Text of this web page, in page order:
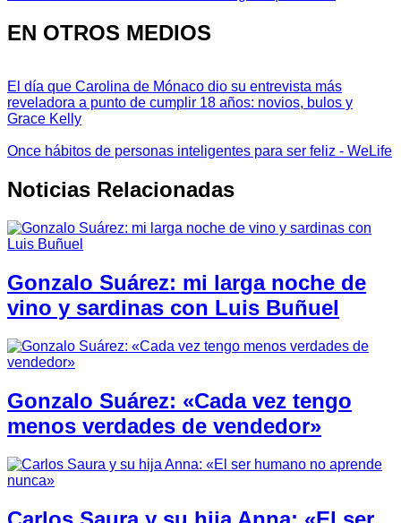
EN OTROS MEDIOS
El día que Carolina de Mónaco dio su entrevista más
reveladora a punto de cumplir 18 años: novios, bulos y
Grace Kelly
Once hábitos de personas inteligentes para ser feliz - WeLife
Noticias Relacionadas
Gonzalo Suárez: mi larga noche de
vino y sardinas con Luis Buñuel
Gonzalo Suárez: «Cada vez tengo
menos verdades de vendedor»